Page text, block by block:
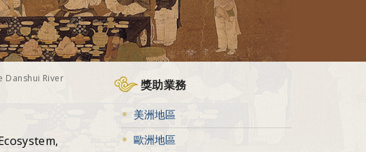
Danshui River
獎助業務
美洲地區
歐洲地區